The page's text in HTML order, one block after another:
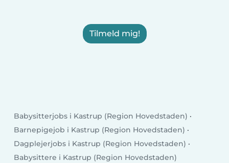
Tilmeld mig!
Babysitterjobs i Kastrup (Region Hovedstaden)
Barnepigejob i Kastrup (Region Hovedstaden)
Dagplejerjobs i Kastrup (Region Hovedstaden)
Babysittere i Kastrup (Region Hovedstaden)